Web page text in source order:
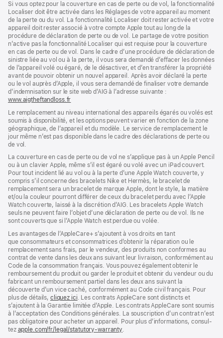
Si vous optez pour la couverture en cas de perte ou de vol, la fonctionnalité
Localiser doit être activée dans les Réglages de votre appareil au moment
de la perte ou du vol. La fonctionnalité Localiser doit rester activée et votre
appareil doit rester associé à votre compte Apple tout au long de la
procédure de déclaration de perte ou de vol. Le partage de votre position
n’active pas la fonctionnalité Localiser qui est requise pour la couverture
en cas de perte ou de vol. Dans le cadre d’une procédure de déclaration de
sinistre liée au vol ou à la perte, il vous sera demandé d’effacer les données
de l’appareil volé ou égaré, de le désactiver, et d’en transférer la propriété
avant de pouvoir obtenir un nouvel appareil. Après avoir déclaré la perte
ou le vol auprès d’Apple, il vous sera demandé de finaliser votre demande
d’indemnisation sur le site web d’AIG à l’adresse suivante :
www.aigtheftandloss.fr
une
nouvelle
fenêtre)
Le remplacement au niveau international des appareils égarés ou volés est
soumis à disponibilité, et les options peuvent varier en fonction de la zone
géographique, de l’appareil et du modèle. Le service de remplacement le
jour même n’est pas disponible dans le cadre des déclarations de perte ou
de vol.
La couverture en cas de perte ou de vol ne s’applique pas à un Apple Pencil
ou à un clavier Apple, même s’il est égaré ou volé avec un iPad couvert.
Pour tout incident lié au vol ou à la perte d’une Apple Watch couverte, y
compris s’il concerne des bracelets Nike et Hermès, le bracelet de
remplacement sera un bracelet de marque Apple, dont le style, la matière
et/ou la couleur pourront différer de ceux du bracelet perdu avec l’Apple
Watch couverte, laissé à la discrétion d’AIG. Les bracelets Apple Watch
seuls ne peuvent faire l’objet d’une déclaration de perte ou de vol. Ils ne
sont couverts que si l’Apple Watch est perdue ou volée.
Les avan­tages de l’AppleCare+ s’ajoutent à vos droits en tant
que consommateurs et consommatrices d’obtenir la réparation ou le
rempla­cement sans frais, par le vendeur, des pro­duits non conformes au
contrat de vente dans les deux ans suivant leur livraison, conformément au
Code de la consom­mation français. Vous pouvez égale­ment obtenir le
rembour­sement du produit ou garder le produit et obtenir du vendeur ou du
fabricant un rembour­sement partiel dans les deux ans suivant la
découverte d’un vice caché, conformément au Code civil français. Pour
plus de détails, cliquez ici(s’ouvre
dans
une
nouvelle
fenêtre)
. Les contrats AppleCare sont distincts et
s’ajoutent à la Garantie limitée d’Apple. Les contrats AppleCare sont soumis
à l’acceptation des Conditions générales. La souscription d’un contrat n’est
pas obligatoire pour acheter un appa­reil. Pour plus d’infor­mations, consul­
tez apple.com/fr/legal/statutory-warranty(s’ouvre
.